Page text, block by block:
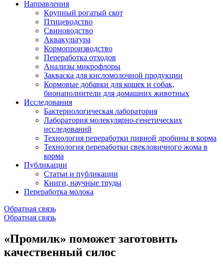
Направления
Крупный рогатый скот
Птицеводство
Свиноводство
Аквакультура
Кормопроизводство
Переработка отходов
Анализы микрофлоры
Закваска для кисломолочной продукции
Кормовые добавки для кошек и собак,
бионаполнители для домашних животных
Исследования
Бактериологическая лаборатория
Лаборатория молекулярно-генетических
исследований
Технология переработки пивной дробины в корма
Технология переработки свекловичного жома в
корма
Публикации
Статьи и публикации
Книги, научные труды
Переработка молока
Обратная связь
Обратная связь
«Промилк» поможет заготовить
качественный силос